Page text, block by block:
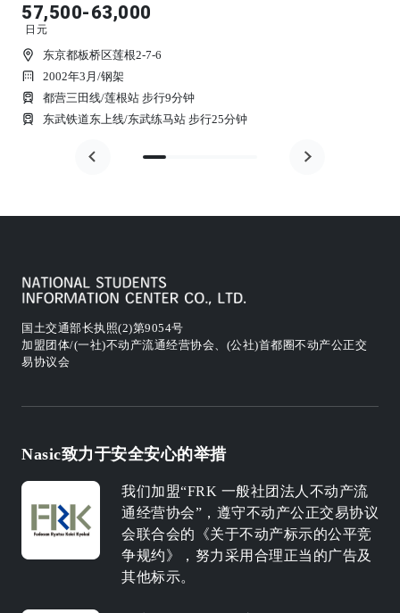
57,500-63,000
日元
东京都板桥区莲根2-7-6
2002年3月 /钢架
都营三田线/莲根站 步行9分钟
东武铁道东上线/东武练马站 步行25分钟
国土交通部长执照(2)第9054号
加盟团体/(一社)不动产流通经营协会、(公社)首都圈不动产公正交
易协议会
Nasic致力于安全安心的举措
我们加盟“FRK 一般社团法人不动产流
通经营协会”，遵守不动产公正交易协议
会联合会的《关于不动产标示的公平竞
争规约》，努力采用合理正当的广告及
其他标示。